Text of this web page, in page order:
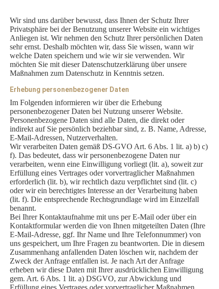
Wir sind uns darüber bewusst, dass Ihnen der Schutz Ihrer
Privatsphäre bei der Benutzung unserer Website ein wichtiges
Anliegen ist. Wir nehmen den Schutz Ihrer persönlichen Daten
sehr ernst. Deshalb möchten wir, dass Sie wissen, wann wir
welche Daten speichern und wie wir sie verwenden. Wir
möchten Sie mit dieser Datenschutzerklärung über unsere
Maßnahmen zum Datenschutz in Kenntnis setzen.
Erhebung personenbezogener Daten
Im Folgenden informieren wir über die Erhebung
personenbezogener Daten bei Nutzung unserer Website.
Personenbezogene Daten sind alle Daten, die direkt oder
indirekt auf Sie persönlich beziehbar sind, z. B. Name, Adresse,
E-Mail-Adressen, Nutzerverhalten.
Wir verarbeiten Daten gemäß DS-GVO Art. 6 Abs. 1 lit. a) b) c)
f). Das bedeutet, dass wir personenbezogene Daten nur
verarbeiten, wenn eine Einwilligung vorliegt (lit. a), soweit zur
Erfüllung eines Vertrages oder vorvertraglicher Maßnahmen
erforderlich (lit. b), wir rechtlich dazu verpflichtet sind (lit. c)
oder wir ein berechtigtes Interesse an der Verarbeitung haben
(lit. f). Die entsprechende Rechtsgrundlage wird im Einzelfall
benannt.
Bei Ihrer Kontaktaufnahme mit uns per E-Mail oder über ein
Kontaktformular werden die von Ihnen mitgeteilten Daten (Ihre
E-Mail-Adresse, ggf. Ihr Name und Ihre Telefonnummer) von
uns gespeichert, um Ihre Fragen zu beantworten. Die in diesem
Zusammenhang anfallenden Daten löschen wir, nachdem der
Zweck der Anfrage entfallen ist. Je nach Art der Anfrage
erheben wir diese Daten mit Ihrer ausdrücklichen Einwilligung
gem. Art. 6 Abs. 1 lit. a) DSGVO, zur Abwicklung und